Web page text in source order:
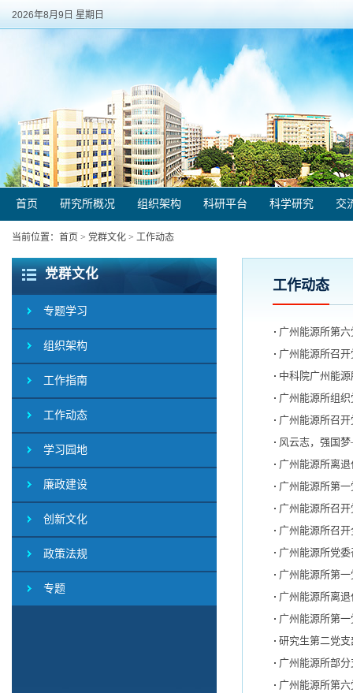
2026年8月9日 星期日
首页 研究所概况 组织架构 科研平台 科学研究 交
当前位置： 首页 > 党群文化 > 工作动态
党群文化
专题学习
组织架构
工作指南
工作动态
学习园地
廉政建设
创新文化
政策法规
专题
工作动态
广州能源所第
广州能源所召
中科院广州能
广州能源所组
广州能源所召
风云志，强国
广州能源所离
广州能源所第
广州能源所召
广州能源所召
广州能源所党
广州能源所第
广州能源所离
广州能源所第
研究生第二党
广州能源所部
广州能源所第